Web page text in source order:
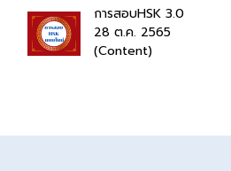
การสอบHSK 3.0
28 ต.ค. 2565
(Content)